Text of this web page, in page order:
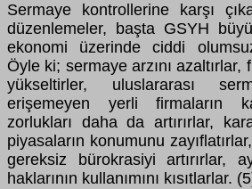
Sermaye kontrollerine karşı
düzenlemeler, başta GSYH
ekonomi üzerinde ciddi
Öyle ki; sermaye arzını
yükseltirler, uluslararası
erişemeyen yerli firmaların
zorlukları daha da artırırlar,
piyasaların konumunu
gereksiz bürokrasiyi artırırlar,
haklarının kullanımını kısıtlarlar.